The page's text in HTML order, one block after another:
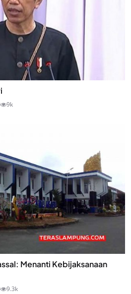
9k
Menanti Kebijaksanaan
9.3k